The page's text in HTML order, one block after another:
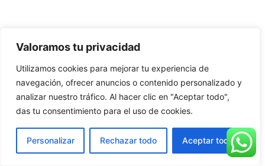
Valoramos tu privacidad
Utilizamos cookies para mejorar tu experiencia de
navegación, ofrecer anuncios o contenido personalizado y
analizar nuestro tráfico. Al hacer clic en "Aceptar todo",
das tu consentimiento para el uso de cookies.
Personalizar Rechazar todo Aceptar todo